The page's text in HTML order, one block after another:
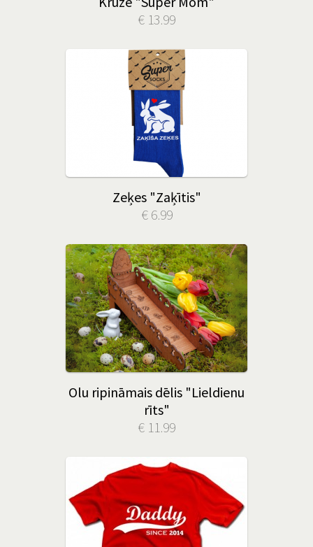
€ 13.99
Zeķes "Zaķītis"
€ 6.99
Olu ripināmais dēlis "Lieldienu
rīts"
€ 11.99